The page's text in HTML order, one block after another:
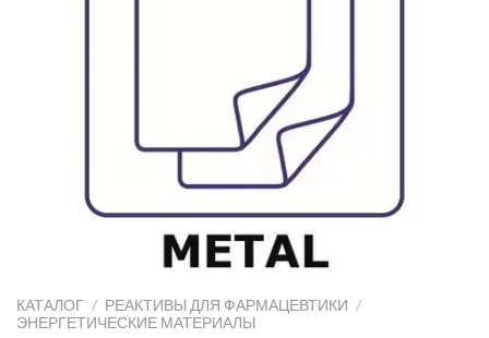
КАТАЛОГ / РЕАКТИВЫ ДЛЯ ФАРМАЦЕВТИКИ /
ЭНЕРГЕТИЧЕСКИЕ МАТЕРИАЛЫ